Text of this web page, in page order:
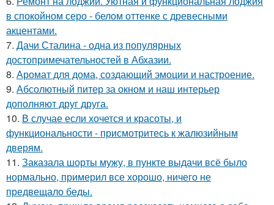
в спокойном серо - белом оттенке с древесными
акцентами.
7. Дачи Сталина - одна из популярных
достопримечательностей в Абхазии.
8. Аромат для дома, создающий эмоции и настроение.
9. Абсолютный питер за окном и наш интерьер
дополняют друг друга.
10. В случае если хочется и красоты, и
функциональности - присмотритесь к жалюзийным
дверям.
11. Заказала шорты мужу, в пункте выдачи всё было
нормально, примерил все хорошо, ничего не
предвещало беды.